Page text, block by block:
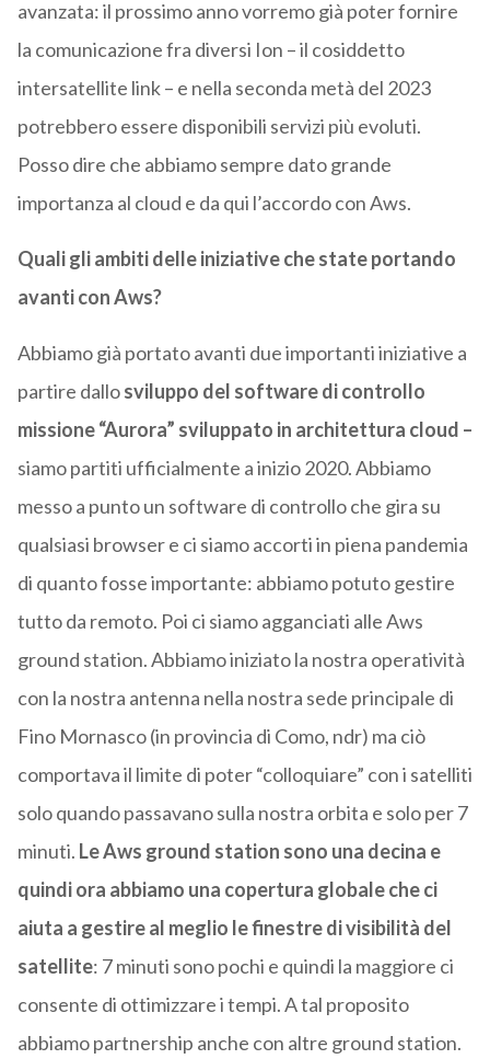
avanzata: il prossimo anno vorremo già poter fornire
la comunicazione fra diversi Ion – il cosiddetto
intersatellite link – e nella seconda metà del 2023
potrebbero essere disponibili servizi più evoluti.
Posso dire che abbiamo sempre dato grande
importanza al cloud e da qui l’accordo con Aws.
Quali gli ambiti delle iniziative che state portando
avanti con Aws?
Abbiamo già portato avanti due importanti iniziative a
partire dallosviluppo del software di controllo
missione “Aurora” sviluppato in architettura cloud –
siamo partiti ufficialmente a inizio 2020. Abbiamo
messo a punto un software di controllo che gira su
qualsiasi browser e ci siamo accorti in piena pandemia
di quanto fosse importante: abbiamo potuto gestire
tutto da remoto. Poi ci siamo agganciati alle Aws
ground station. Abbiamo iniziato la nostra operatività
con la nostra antenna nella nostra sede principale di
Fino Mornasco (in provincia di Como, ndr) ma ciò
comportava il limite di poter “colloquiare” con i satelliti
solo quando passavano sulla nostra orbita e solo per 7
minuti. Le Aws ground station sono una decina e
quindi ora abbiamo una copertura globale che ci
aiuta a gestire al meglio le finestre di visibilità del
satellite: 7 minuti sono pochi e quindi la maggiore ci
consente di ottimizzare i tempi. A tal proposito
abbiamo partnership anche con altre ground station.